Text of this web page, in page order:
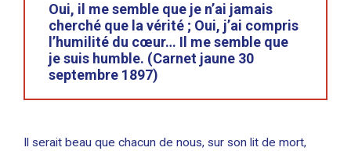
Oui, il me semble que je n’ai jamais
cherché que la vérité ; Oui, j’ai compris
l’humilité du cœur… Il me semble que
je suis humble. (Carnet jaune 30
septembre 1897)
Il serait beau que chacun de nous, sur son lit de mort,